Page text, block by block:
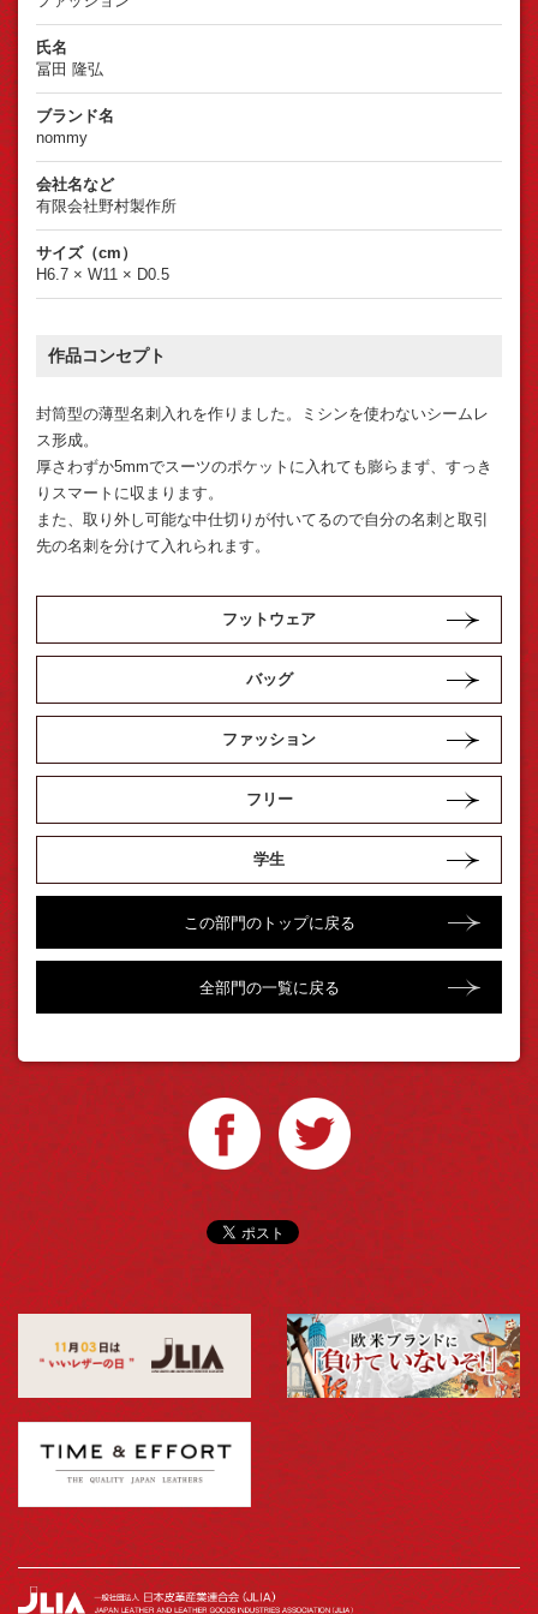
氏名
冨田 隆弘
ブランド名
nommy
会社名など
有限会社野村製作所
サイズ（cm）
H6.7 × W11 × D0.5
作品コンセプト
封筒型の薄型名刺入れを作りました。ミシンを使わないシームレ
ス形成。
厚さわずか5mmでスーツのポケットに入れても膨らまず、すっき
りスマートに収まります。
また、取り外し可能な中仕切りが付いてるので自分の名刺と取引
先の名刺を分けて入れられます。
フットウェア
バッグ
ファッション
フリー
学生
この部門のトップに戻る
全部門の一覧に戻る